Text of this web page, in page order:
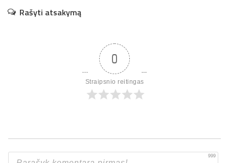
Rašyti atsakymą
0
Straipsnio reitingas
999